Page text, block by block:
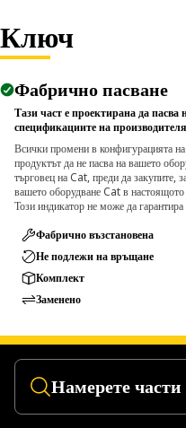
Ключ
Фабрично пасване
Тази част е проектирана да пасва
спецификациите на
Всички промени в конфигурацията
продуктът да не пасва на вашето
търговец на Cat, преди да закупите,
вашето оборудване Cat в
Този индикатор не може да
Фабрично възстановена
Не подлежи на връщане
Комплект
Заменено
Намерете части